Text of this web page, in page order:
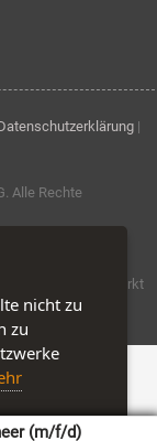
(m/f/d)
|
. Alle Rechte
Namen und
Software by IQ-Markt
nicht zu
zu